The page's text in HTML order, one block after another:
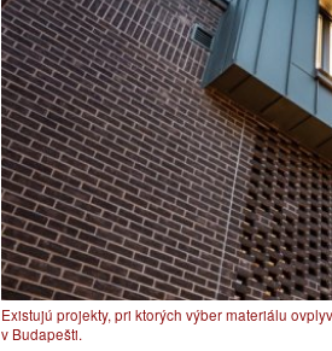
Existujú projekty, pri ktorých výber materiálu
v Budapešti.